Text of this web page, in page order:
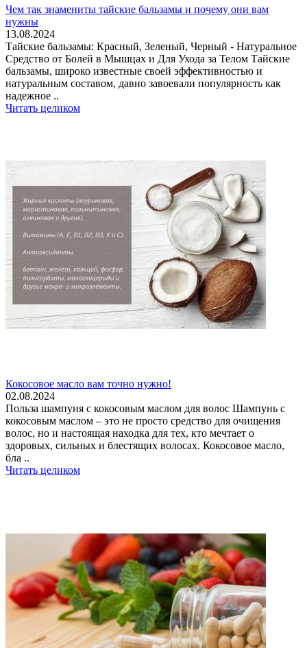
Чем так знамениты тайские бальзамы и почему они вам
нужны
13.08.2024
Тайские бальзамы: Красный, Зеленый, Черный - Натуральное
Средство от Болей в Мышцах и Для Ухода за Телом Тайские
бальзамы, широко известные своей эффективностью и
натуральным составом, давно завоевали популярность как
надежное ..
Читать целиком
Кокосовое масло вам точно нужно!
02.08.2024
Польза шампуня с кокосовым маслом для волос Шампунь с
кокосовым маслом – это не просто средство для очищения
волос, но и настоящая находка для тех, кто мечтает о
здоровых, сильных и блестящих волосах. Кокосовое масло,
бла ..
Читать целиком